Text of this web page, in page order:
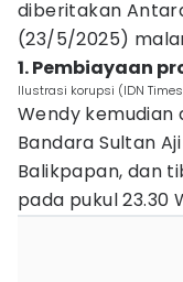
diberitakan
(23/5/2025)
1. Pembiayaan
Ilustrasi korupsi (IDN
Wendy
Bandara Sultan
Balikpapan, dan
pada pukul 23.30